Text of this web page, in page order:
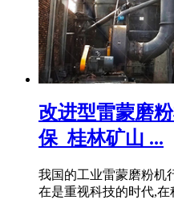
改进型雷蒙磨
保_桂林矿山 ...
我国的工业雷蒙磨粉机
在是重视科技的时代,